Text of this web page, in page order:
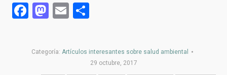
Facebook
Mastodon
Email
Categoría: Artículos interesantes sobre salud ambiental
29 octubre, 2017